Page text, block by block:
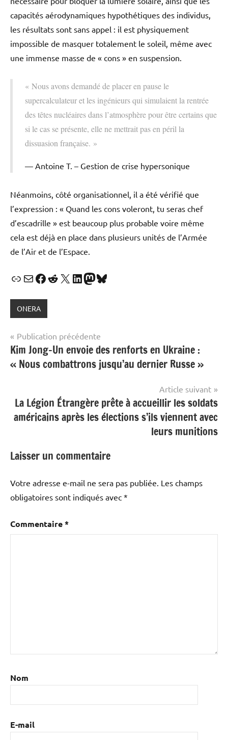
capacités aérodynamiques hypothétiques des individus,
les résultats sont sans appel : il est physiquement
impossible de masquer totalement le soleil, même avec
une immense masse de « cons » en suspension.
« Nous avons demandé de placer en pause le
supercalculateur et les ingénieurs qui simulaient la rentrée
des têtes nucléaires dans l’atmosphère pour être certains que
si le cas se présente, elle ne mettrait pas en péril la
dissuasion française. »
Antoine T. – Gestion de crise hypersonique
Néanmoins, côté organisationnel, il a été vérifié que
l’expression : « Quand les cons voleront, tu seras chef
d’escadrille » est beaucoup plus probable voire même
cela est déjà en place dans plusieurs unités de l’Armée
de l’Air et de l’Espace.
LienE-mailFacebook
Reddit
X LinkedIn
Mastodon
Bluesky
ONERA
Navigation
de
l’article
Publication précédente
Kim Jong-Un envoie des renforts en Ukraine :
« Nous combattrons jusqu’au dernier Russe »
Article suivant
La Légion Étrangère prête à accueillir les soldats
américains après les élections s’ils viennent avec
leurs munitions
Laisser un commentaire
Votre adresse e-mail ne sera pas publiée. Les champs
obligatoires sont indiqués avec *
Commentaire*
Nom
E-mail